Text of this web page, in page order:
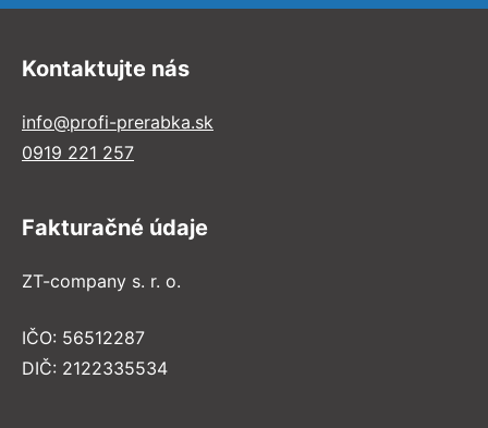
Kontaktujte nás
info@profi-prerabka.sk
0919 221 257
Fakturačné údaje
ZT-company s. r. o.
IČO: 56512287
DIČ: 2122335534